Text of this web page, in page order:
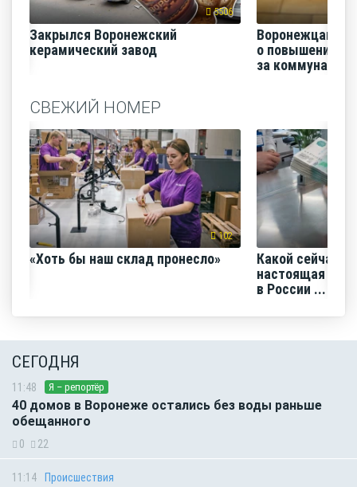
5506
Закрылся Воронежский
керамический завод
Воронежцам
о повышении
за
СВЕЖИЙ НОМЕР
102
«Хоть бы наш склад пронесло»
Какой сейчас
настоящая
в России ...
СЕГОДНЯ
11:48 Я – репортёр
40 домов в Воронеже остались без воды раньше
обещанного
0 22
11:14 Происшествия